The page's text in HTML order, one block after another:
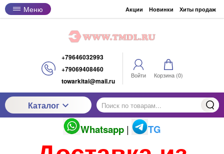
Меню Акции Новинки Хиты продаж
+79646032993
+79069408460
towarkitai@mail.ru
Войти Корзина (0)
Каталог
Whatsapp | TG